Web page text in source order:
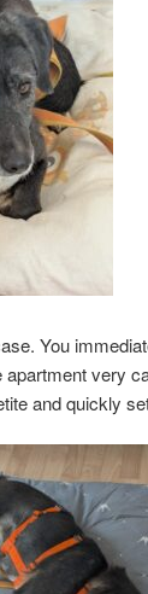
You
very
and quickly